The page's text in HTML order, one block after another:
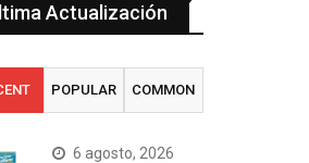
Actualización
POPULAR COMMON
6 agosto, 2026